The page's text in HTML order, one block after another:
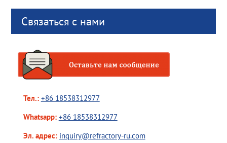
Связаться с нами
Тел.: +86 18538312977
Whatsapp: +86 18538312977
Эл. адрес: inquiry@refractory-ru.com